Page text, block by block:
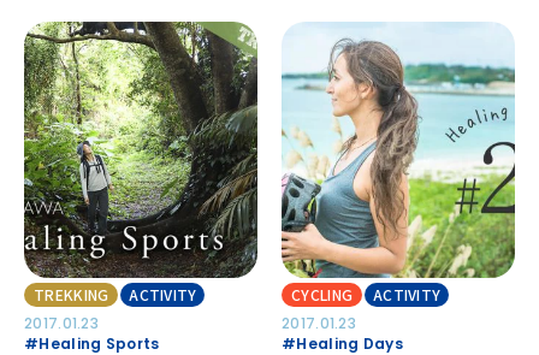
TREKKING
ACTIVITY
2017.01.23
#Healing Sports
CYCLING
ACTIVITY
2017.01.23
#Healing Days